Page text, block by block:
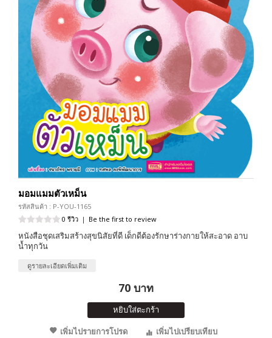
มอมแมมตัวเหม็น
รหัสสินค้า : P-YOU-1165
0 รีวิว | Be the first to review
หนังสือชุดเสริมสร้างสุขนิสัยที่ดี เด็กดีต้องรักษาร่างกายให้สะอาด อาบ
น้ำทุกวัน
ดูรายละเอียดเพิ่มเติม
70 บาท
หยิบใส่ตะกร้า
เพิ่มไปรายการโปรด
เพิ่มไปเปรียบเทียบ